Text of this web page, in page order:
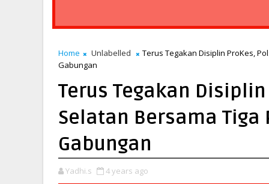
Home Unlabelled
Terus Tegakan Disiplin ProKes,
Gabungan
Terus Tegakan
Selatan Bersama Tiga
Gabungan
Yadhi.s 4 years ago